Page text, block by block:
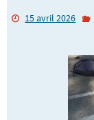
15 avril 2026